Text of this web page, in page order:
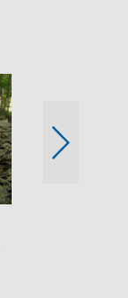
oraz 21.30